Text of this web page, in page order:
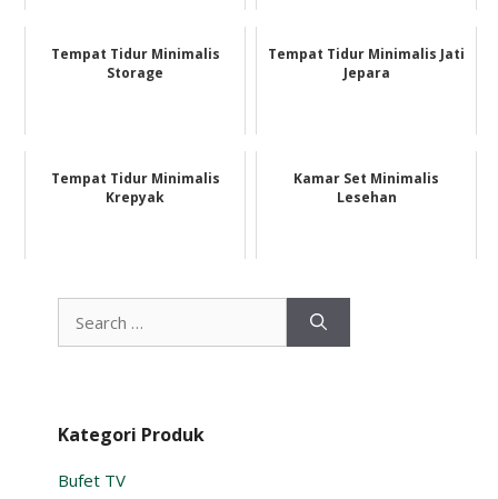
Tempat Tidur Minimalis
Storage
Tempat Tidur Minimalis Jati
Jepara
Tempat Tidur Minimalis
Krepyak
Kamar Set Minimalis
Lesehan
for:
Kategori Produk
Bufet TV